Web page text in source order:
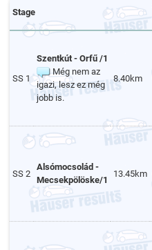
Stage
SS 1
Szentkút - Orfű /1
Még nem az
igazi, lesz ez még
jobb is.
8.40km
SS 2
Alsómocsolád -
Mecsekpölöske/1
13.45km